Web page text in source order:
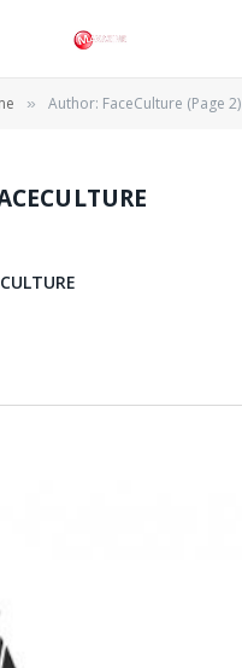
» Author: FaceCulture (Page 2)